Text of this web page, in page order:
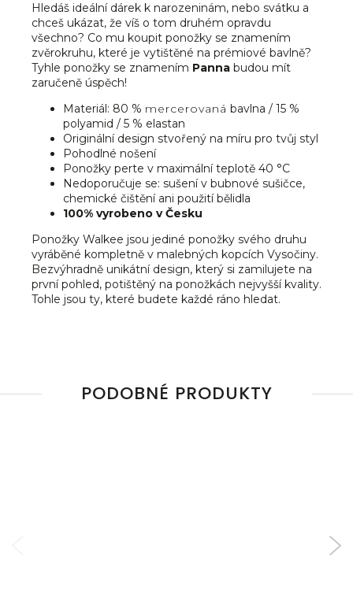
Hledáš ideální dárek k narozeninám, nebo svátku a
chceš ukázat, že víš o tom druhém opravdu
všechno? Co mu koupit ponožky se znamením
zvěrokruhu, které je vytištěné na prémiové bavlně?
Tyhle ponožky se znamením Panna budou mít
zaručeně úspěch!
Materiál: 80 % mercerovaná bavlna / 15 %
polyamid / 5 % elastan
Originální design stvořený na míru pro tvůj styl
Pohodlné nošení
Ponožky perte v maximální teplotě 40 °C
Nedoporučuje se: sušení v bubnové sušičce,
chemické čištění ani použití bělidla
100% vyrobeno v Česku
Ponožky Walkee jsou jediné ponožky svého druhu
vyráběné kompletně v malebných kopcích Vysočiny.
Bezvýhradně unikátní design, který si zamilujete na
první pohled, potištěný na ponožkách nejvyšší kvality.
Tohle jsou ty, které budete každé ráno hledat.
PODOBNÉ PRODUKTY